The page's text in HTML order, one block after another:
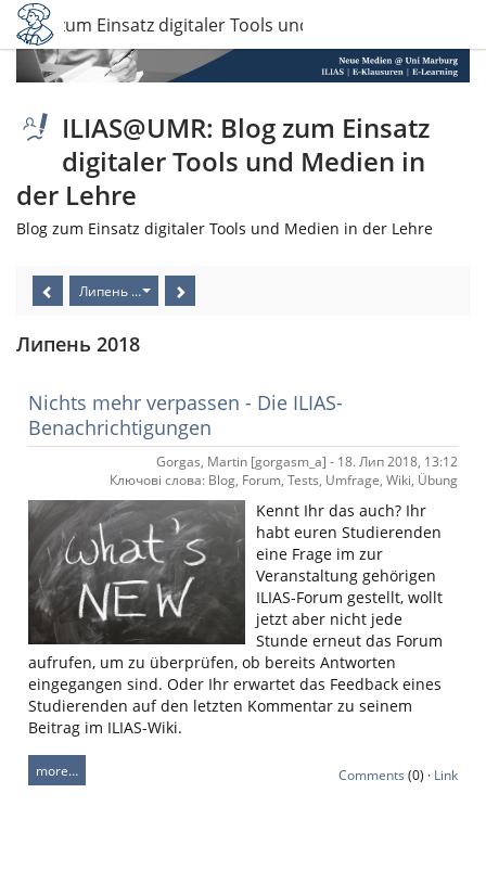
Blog zum Einsatz digitaler Tools und Medien in der Lehre
ILIAS@UMR: Blog zum Einsatz
digitaler Tools und Medien in
der Lehre
Blog zum Einsatz digitaler Tools und Medien in der Lehre
Липень 2018
Липень 2018
Nichts mehr verpassen - Die ILIAS-
Benachrichtigungen
Gorgas, Martin [gorgasm_a] - 18. Лип 2018, 13:12
Ключові слова: Blog, Forum, Tests, Umfrage, Wiki, Übung
Kennt Ihr das auch? Ihr
habt euren Studierenden
eine Frage im zur
Veranstaltung gehörigen
ILIAS-Forum gestellt, wollt
jetzt aber nicht jede
Stunde erneut das Forum
aufrufen, um zu überprüfen, ob bereits Antworten
eingegangen sind. Oder Ihr erwartet das Feedback eines
Studierenden auf den letzten Kommentar zu seinem
Beitrag im ILIAS-Wiki.
more… Comments (0) · Link